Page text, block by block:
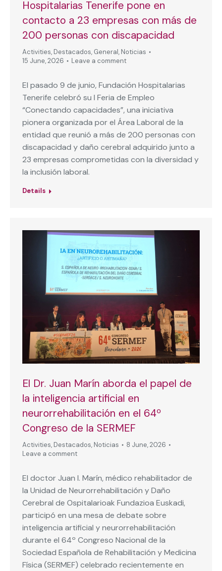
Hospitalarias Tenerife pone en
contacto a 23 empresas con más de
200 personas con discapacidad
Activities, Destacados, General, Noticias
15 June, 2026
Leave a comment
El pasado 9 de junio, Fundación Hospitalarias
Tenerife celebró su I Feria de Empleo
“Conectando capacidades”, una iniciativa
pionera organizada por el Área Laboral de la
entidad que reunió a más de 200 personas con
discapacidad y daño cerebral adquirido junto a
23 empresas comprometidas con la diversidad y
la inclusión laboral.
Details
El Dr. Juan Marín aborda el papel de
la inteligencia artificial en
neurorrehabilitación en el 64º
Congreso de la SERMEF
Activities, Destacados, Noticias
8 June, 2026
Leave a comment
El doctor Juan I. Marín, médico rehabilitador de
la Unidad de Neurorrehabilitación y Daño
Cerebral de Ospitalarioak Fundazioa Euskadi,
participó en una mesa de debate sobre
inteligencia artificial y neurorrehabilitación
durante el 64º Congreso Nacional de la
Sociedad Española de Rehabilitación y Medicina
Física (SERMEF) celebrado recientemente en